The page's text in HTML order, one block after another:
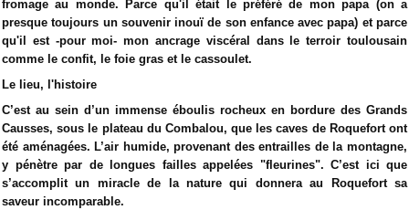
fromage au monde. Parce qu'il était le préféré de mon papa (on a
presque toujours un souvenir inouï de son enfance avec papa) et parce
qu'il est -pour moi- mon ancrage viscéral dans le terroir toulousain
comme le confit, le foie gras et le cassoulet.
Le lieu, l'histoire
C’est au sein d’un immense éboulis rocheux en bordure des Grands
Causses, sous le plateau du Combalou, que les caves de Roquefort ont
été aménagées. L’air humide, provenant des entrailles de la montagne,
y pénètre par de longues failles appelées "fleurines". C’est ici que
s’accomplit un miracle de la nature qui donnera au Roquefort sa
saveur incomparable.